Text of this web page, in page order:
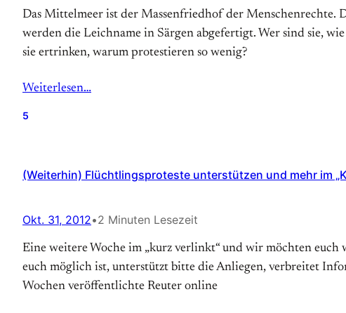
Das Mittelmeer ist der Massenfriedhof der Menschenrechte.
werden die Leichname in Särgen abgefertigt. Wer sind sie,
sie ertrinken, warum protestieren so wenig?
Weiterlesen…
5
(Weiterhin) Flüchtlingsproteste unterstützen und mehr im
Okt. 31, 2012•2 Minuten Lesezeit
Eine weitere Woche im „kurz verlinkt“ und wir möchten
euch möglich ist, unterstützt bitte die Anliegen, verbreitet
Wochen veröffentlichte Reuter online